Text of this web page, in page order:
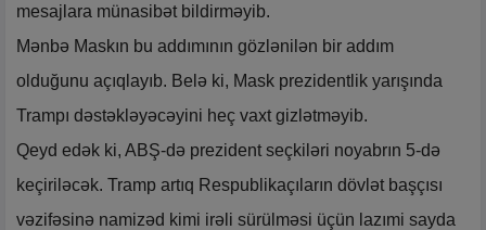
mesajlara münasibət bildirməyib.
Mənbə Maskın bu addımının gözlənilən bir addım
olduğunu açıqlayıb. Belə ki, Mask prezidentlik yarışında
Trampı dəstəkləyəcəyini heç vaxt gizlətməyib.
Qeyd edək ki, ABŞ-də prezident seçkiləri noyabrın 5-də
keçiriləcək. Tramp artıq Respublikaçıların dövlət başçısı
vəzifəsinə namizəd kimi irəli sürülməsi üçün lazımi sayda